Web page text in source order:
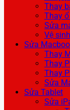
Thay
Thay
Sửa
Vệ
Sửa
Thay
Thay
Thay
Sửa
Sửa Tablet
Sửa